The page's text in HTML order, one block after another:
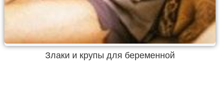
Злаки и крупы для беременной